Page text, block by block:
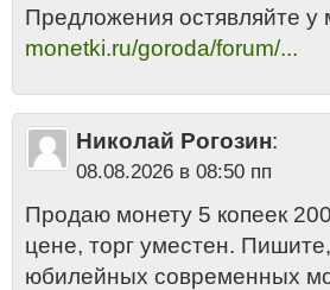
Предложения остявляйте
monetki.ru/goroda/forum/...
Николай Рогозин:
08.08.2026 в 08:50 пп
Продаю монету 5 копеек
цене, торг уместен.
юбилейных современных